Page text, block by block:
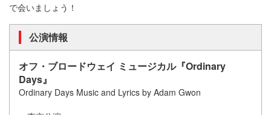
で会いましょう！
公演情報
オフ・ブロードウェイ ミュージカル『Ordinary
Days』
Ordinary Days Music and Lyrics by Adam Gwon